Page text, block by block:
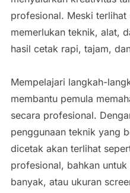
profesional. Meski terlihat
memerlukan teknik, alat,
hasil cetak rapi, tajam,
Mempelajari langkah-
membantu pemula
secara profesional.
penggunaan teknik yang
dicetak akan terlihat
profesional, bahkan
banyak, atau ukuran